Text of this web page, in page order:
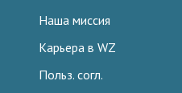
Наша миссия
Карьера в WZ
Польз. согл.